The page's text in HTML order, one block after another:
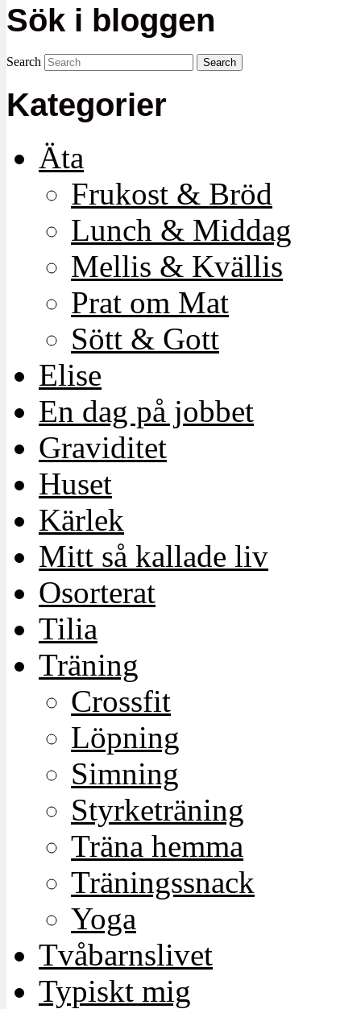
Sök i bloggen
Search
Kategorier
Äta
Frukost & Bröd
Lunch & Middag
Mellis & Kvällis
Prat om Mat
Sött & Gott
Elise
En dag på jobbet
Graviditet
Huset
Kärlek
Mitt så kallade liv
Osorterat
Tilia
Träning
Crossfit
Löpning
Simning
Styrketräning
Träna hemma
Träningssnack
Yoga
Tvåbarnslivet
Typiskt mig